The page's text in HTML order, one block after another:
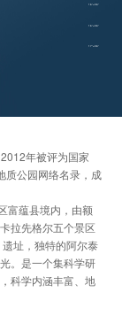
16°~36°
16°~36°
17°~36°
年被评为国家
质公园网络名录，成
富蕴县境内，由额
拉先格尔五个景区
址，独特的阿尔泰
。是一个集科学研
科学内涵丰富、地